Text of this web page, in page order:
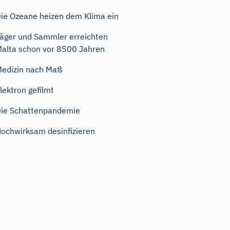
Ozeane heizen dem Klima ein
und Sammler erreichten
schon vor 8500 Jahren
nach Maß
gefilmt
Schattenpandemie
desinfizieren